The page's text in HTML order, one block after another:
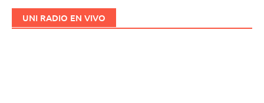
UNI RADIO EN VIVO